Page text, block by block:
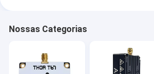
Nossas Categorias